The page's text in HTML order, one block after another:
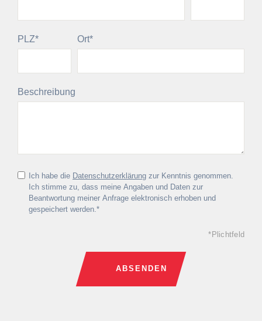
Pflichtfeld
PLZ* Pflichtfeld
Ort*
Beschreibung
Ich habe die Datenschutzerklärung zur Kenntnis genommen.
Ich stimme zu, dass meine Angaben und Daten zur
Beantwortung meiner Anfrage elektronisch erhoben und
gespeichert werden.*
*Plichtfeld